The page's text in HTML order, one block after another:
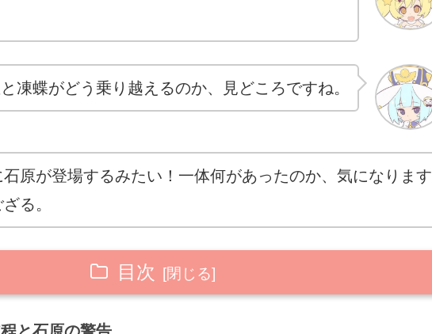
凍蝶がどう乗り越えるのか、見どころですね。
石原が登場するみたい！一体何があったのか、気になります
る。
目次